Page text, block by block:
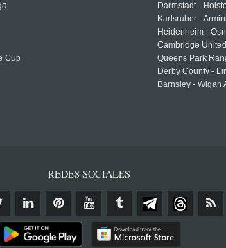
Cup
Darmstadt -
Karlsruher -
Heidenheim -
Cambridge
Queens Park
Derby County -
Barnsley - Wigan
REDES SOCIALES